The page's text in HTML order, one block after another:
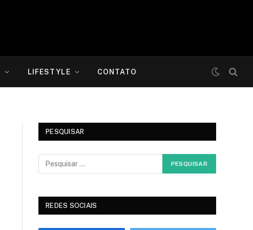
LIFESTYLE CONTATO
PESQUISAR
REDES SOCIAIS